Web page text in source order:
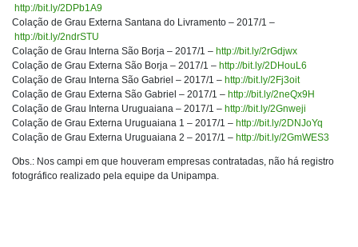
http://bit.ly/2DPb1A9
Colação de Grau Externa Santana do Livramento – 2017/1 –
http://bit.ly/2ndrSTU
Colação de Grau Interna São Borja – 2017/1 – http://bit.ly/2rGdjwx
Colação de Grau Externa São Borja – 2017/1 – http://bit.ly/2DHouL6
Colação de Grau Interna São Gabriel – 2017/1 – http://bit.ly/2Fj3oit
Colação de Grau Externa São Gabriel – 2017/1 – http://bit.ly/2neQx9H
Colação de Grau Interna Uruguaiana – 2017/1 – http://bit.ly/2Gnweji
Colação de Grau Externa Uruguaiana 1 – 2017/1 – http://bit.ly/2DNJoYq
Colação de Grau Externa Uruguaiana 2 – 2017/1 – http://bit.ly/2GmWES3
Obs.: Nos campi em que houveram empresas contratadas, não há registro
fotográfico realizado pela equipe da Unipampa.